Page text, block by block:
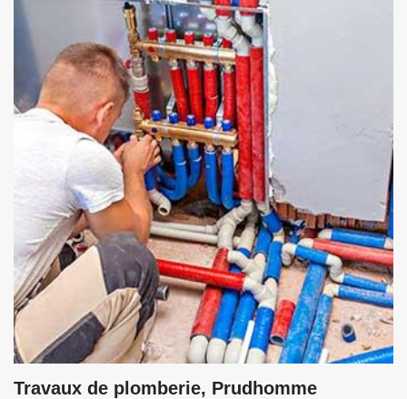
Travaux de plomberie, Prudhomme